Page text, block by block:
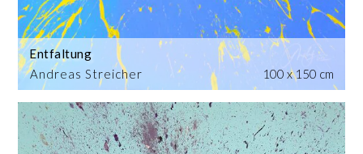
Andreas Streicher
Entfaltung
100 x 150 cm